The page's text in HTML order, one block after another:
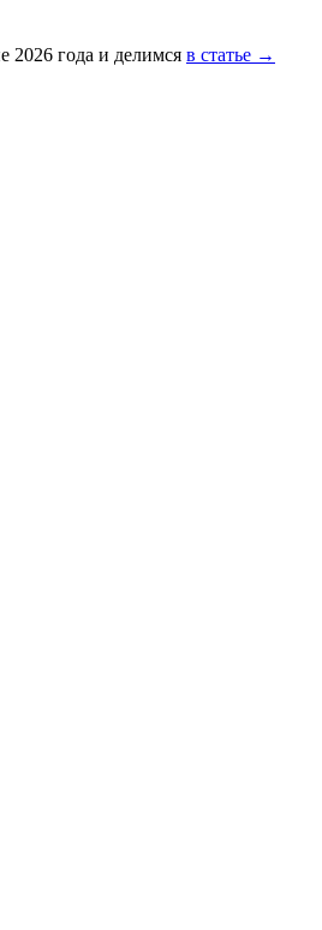
2026 года и делимся в статье →